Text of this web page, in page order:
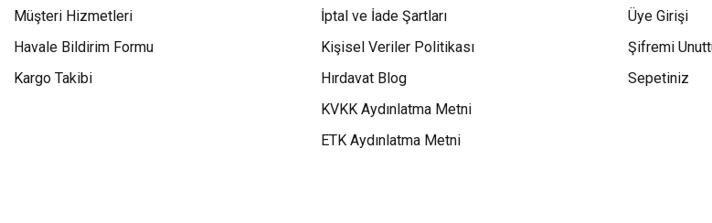
Müşteri Hizmetleri
Havale Bildirim Formu
Kargo Takibi
İptal ve İade Şartları
Kişisel Veriler Politikası
Hırdavat Blog
KVKK Aydınlatma Metni
ETK Aydınlatma Metni
Üye Girişi
Şifremi
Sepetiniz